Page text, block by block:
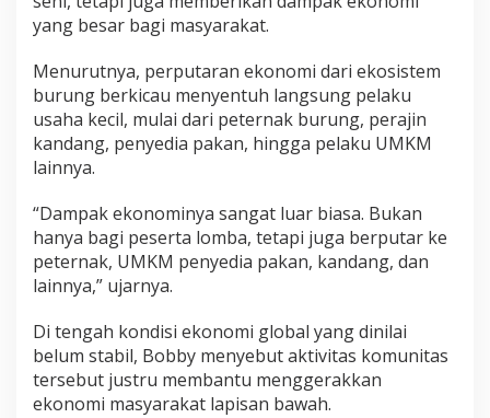
yang besar bagi masyarakat.
Menurutnya, perputaran ekonomi dari ekosistem
burung berkicau menyentuh langsung pelaku
usaha kecil, mulai dari peternak burung, perajin
kandang, penyedia pakan, hingga pelaku UMKM
lainnya.
“Dampak ekonominya sangat luar biasa. Bukan
hanya bagi peserta lomba, tetapi juga berputar ke
peternak, UMKM penyedia pakan, kandang, dan
lainnya,” ujarnya.
Di tengah kondisi ekonomi global yang dinilai
belum stabil, Bobby menyebut aktivitas komunitas
tersebut justru membantu menggerakkan
ekonomi masyarakat lapisan bawah.